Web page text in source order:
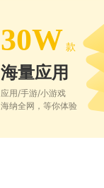
30W 款
海量应用
应用/手游/小游戏
海纳全网，等你体验